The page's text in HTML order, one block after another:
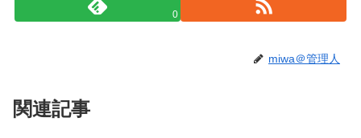
0
miwa＠管理人
関連記事